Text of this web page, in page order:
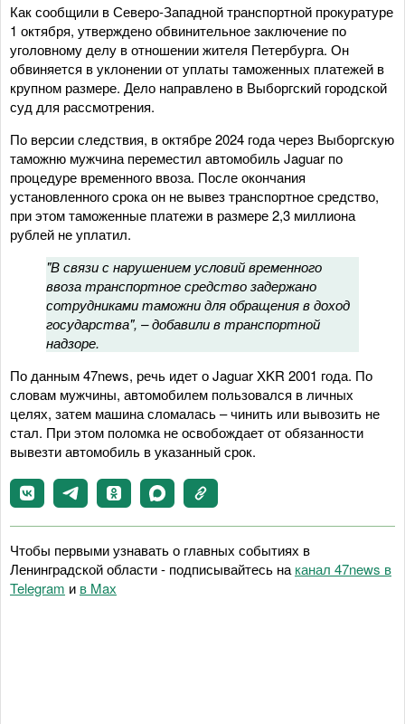
Как сообщили в Северо-Западной транспортной прокуратуре
1 октября, утверждено обвинительное заключение по
уголовному делу в отношении жителя Петербурга. Он
обвиняется в уклонении от уплаты таможенных платежей в
крупном размере. Дело направлено в Выборгский городской
суд для рассмотрения.
По версии следствия, в октябре 2024 года через Выборгскую
таможню мужчина переместил автомобиль Jaguar по
процедуре временного ввоза. После окончания
установленного срока он не вывез транспортное средство,
при этом таможенные платежи в размере 2,3 миллиона
рублей не уплатил.
"В связи с нарушением условий временного
ввоза транспортное средство задержано
сотрудниками таможни для обращения в доход
государства", – добавили в транспортной
надзоре.
По данным 47news, речь идет о Jaguar XKR 2001 года. По
словам мужчины, автомобилем пользовался в личных
целях, затем машина сломалась – чинить или вывозить не
стал. При этом поломка не освобождает от обязанности
вывезти автомобиль в указанный срок.
Чтобы первыми узнавать о главных событиях в
Ленинградской области - подписывайтесь на канал 47news в
Telegram и в Maх